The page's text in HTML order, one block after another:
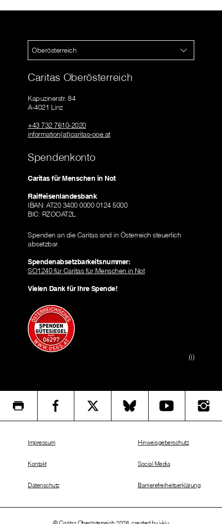
Oberösterreich
Caritas Oberösterreich
Kapuzinerstr. 84
A-4021 Linz
+43 732 7610-2020
information(at)caritas-ooe.at
Spendenkonto
Caritas für Menschen in Not
Raiffeisenlandesbank
IBAN: AT20 3400 0000 0124 5000
BIC: RZOOAT2L
Spenden an die Caritas sind in Österreich steuerlich
absetzbar.
Spendenabsetzbarkeitsnummer:
SO1240 für Caritas für Menschen in Not
Vielen Dank für Ihre Spende!
(i)
Impressum
Kontakt
Datenschutz
Hinweisgeberschutz
Social Media
Barrierefreiheitserklärung